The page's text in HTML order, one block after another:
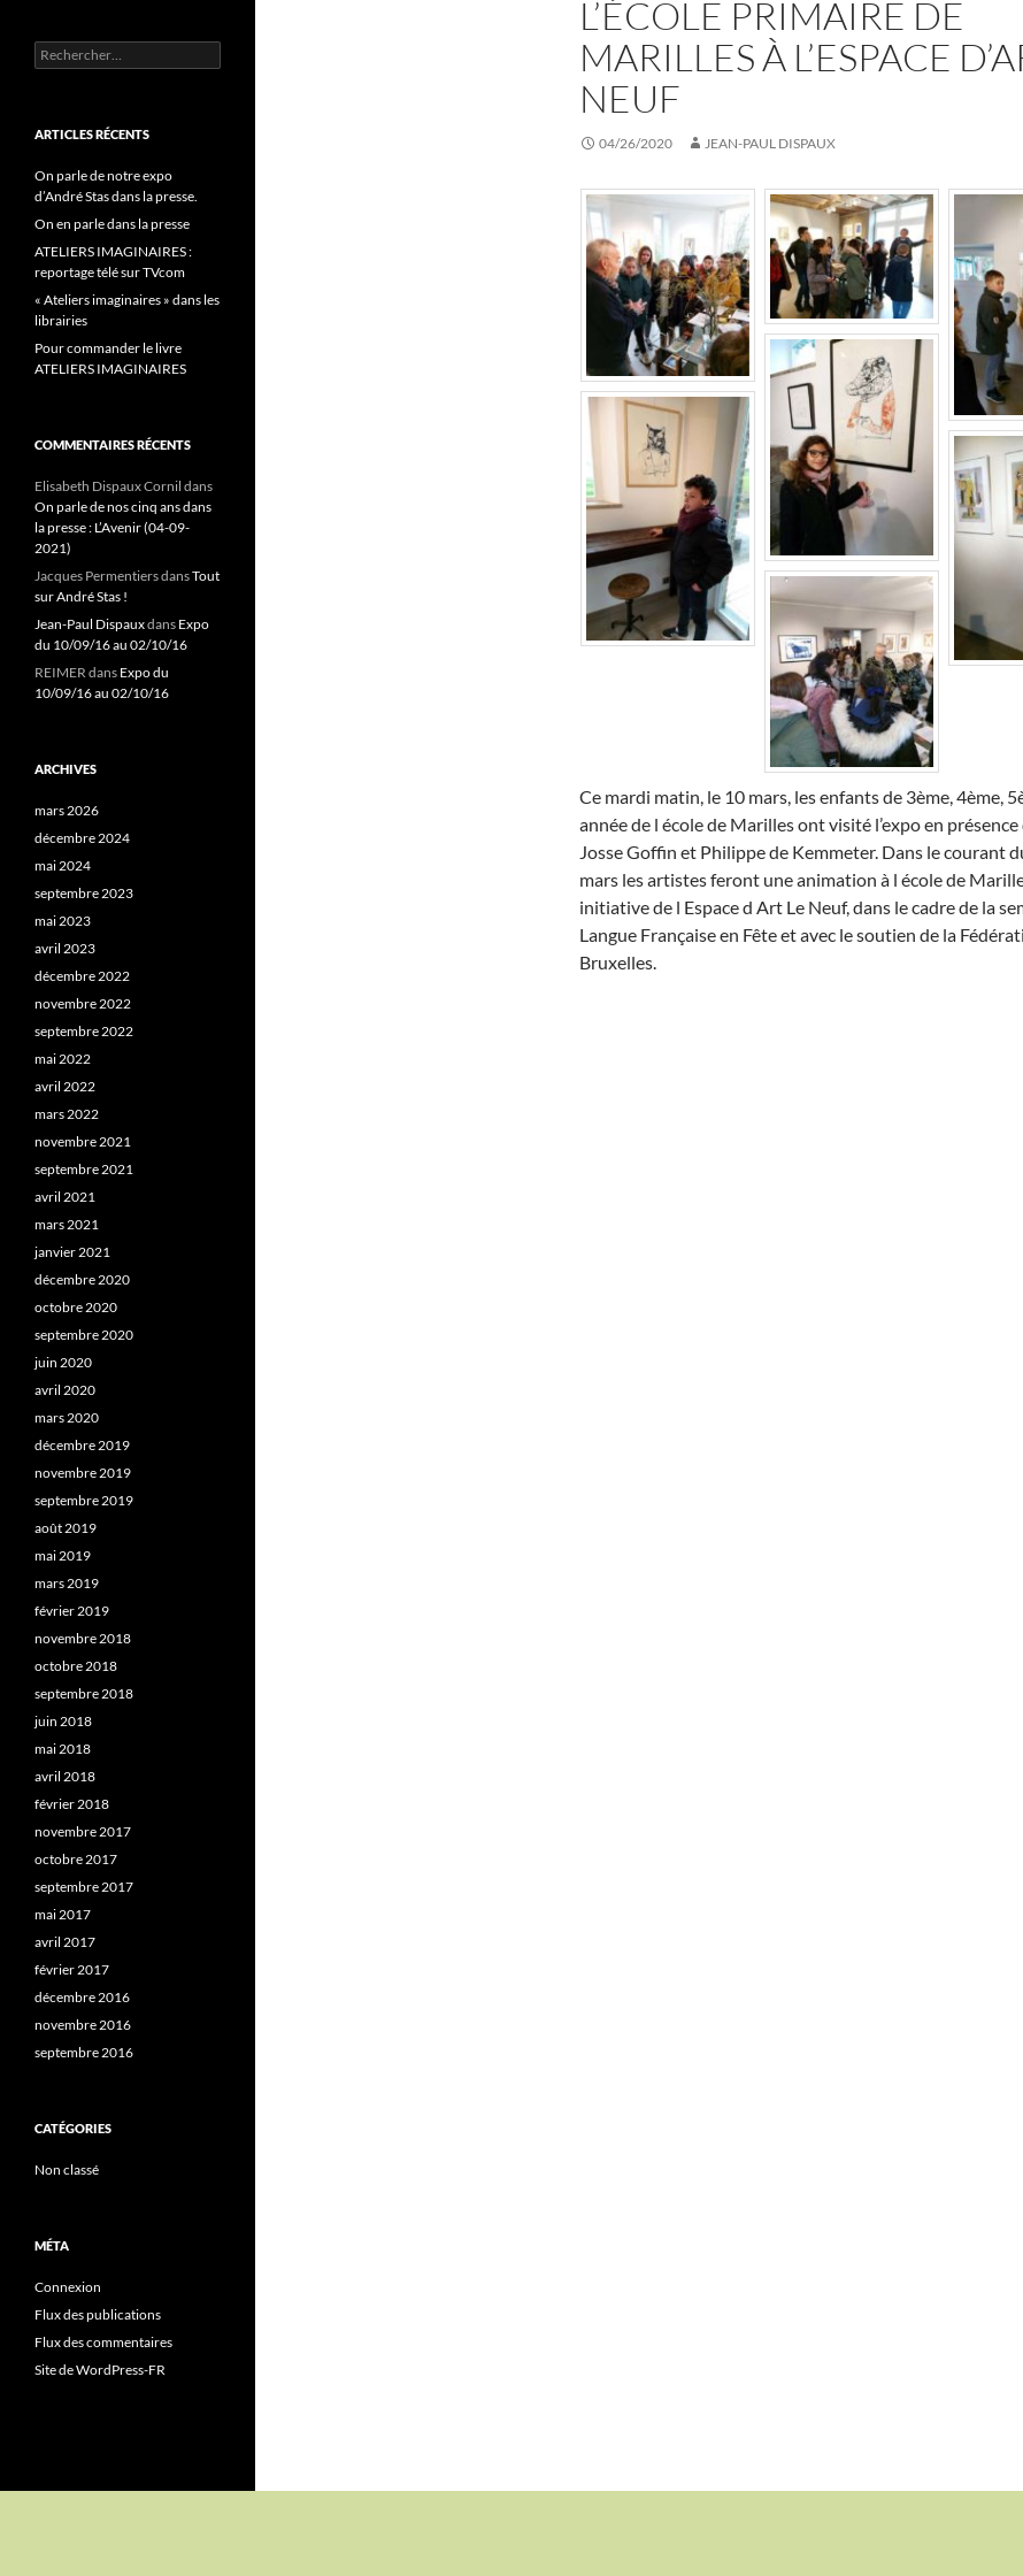
L’ÉCOLE PRIMAIRE DE
MARILLES À L’ESPACE
NEUF
04/26/2020 JEAN-PAUL DISPAUX
Ce mardi matin, le 10 mars, les enfants de 3ème, 4ème,
année de l école de Marilles ont visité l’expo en
Josse Goffin et Philippe de Kemmeter. Dans le courant
mars les artistes feront une animation à l école de
initiative de l Espace d Art Le Neuf, dans le cadre de la
Langue Française en Fête et avec le soutien de la
Bruxelles.
Rechercher :
ARTICLES RÉCENTS
On parle de notre expo
d’André Stas dans la presse.
On en parle dans la presse
ATELIERS IMAGINAIRES :
reportage télé sur TVcom
« Ateliers imaginaires » dans les
librairies
Pour commander le livre
ATELIERS IMAGINAIRES
COMMENTAIRES RÉCENTS
Elisabeth Dispaux Cornil dans
On parle de nos cinq ans dans
la presse : L’Avenir (04-09-
2021)
Jacques PermentiersdansTout
sur André Stas !
Jean-Paul Dispauxdans Expo
du 10/09/16 au 02/10/16
REIMERdans Expo du
10/09/16 au 02/10/16
ARCHIVES
mars 2026
décembre 2024
mai 2024
septembre 2023
mai 2023
avril 2023
décembre 2022
novembre 2022
septembre 2022
mai 2022
avril 2022
mars 2022
novembre 2021
septembre 2021
avril 2021
mars 2021
janvier 2021
décembre 2020
octobre 2020
septembre 2020
juin 2020
avril 2020
mars 2020
décembre 2019
novembre 2019
septembre 2019
août 2019
mai 2019
mars 2019
février 2019
novembre 2018
octobre 2018
septembre 2018
juin 2018
mai 2018
avril 2018
février 2018
novembre 2017
octobre 2017
septembre 2017
mai 2017
avril 2017
février 2017
décembre 2016
novembre 2016
septembre 2016
CATÉGORIES
Non classé
MÉTA
Connexion
Flux des publications
Flux des commentaires
Site de WordPress-FR